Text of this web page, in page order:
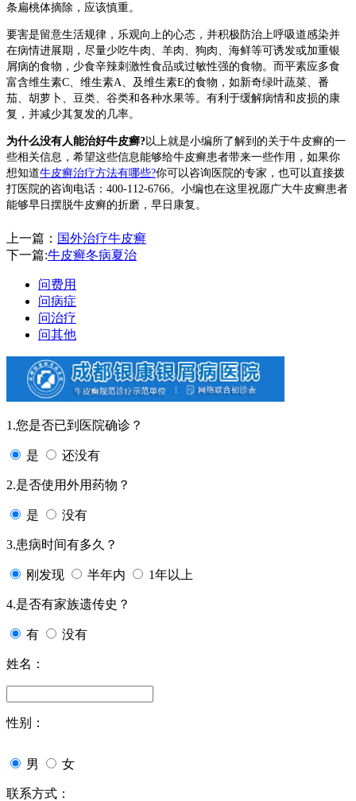
条扁桃体摘除，应该慎重。
要害是留意生活规律，乐观向上的心态，并积极防治上呼吸道感染并
在病情进展期，尽量少吃牛肉、羊肉、狗肉、海鲜等可诱发或加重银
屑病的食物，少食辛辣刺激性食品或过敏性强的食物。而平素应多食
富含维生素C、维生素A、及维生素E的食物，如新奇绿叶蔬菜、番
茄、胡萝卜、豆类、谷类和各种水果等。有利于缓解病情和皮损的康
复，并减少其复发的几率。
为什么没有人能治好牛皮癣?以上就是小编所了解到的关于牛皮癣的一
些相关信息，希望这些信息能够给牛皮癣患者带来一些作用，如果你
想知道牛皮癣治疗方法有哪些?你可以咨询医院的专家，也可以直接拨
打医院的咨询电话：400-112-6766。小编也在这里祝愿广大牛皮癣患者
能够早日摆脱牛皮癣的折磨，早日康复。
上一篇： 国外治疗牛皮癣
下一篇:牛皮癣冬病夏治
问费用
问病症
问治疗
问其他
1.您是否已到医院确诊？
是 还没有
2.是否使用外用药物？
是 没有
3.患病时间有多久？
刚发现 半年内 1年以上
4.是否有家族遗传史？
有 没有
姓名：
性别：
男 女
联系方式：